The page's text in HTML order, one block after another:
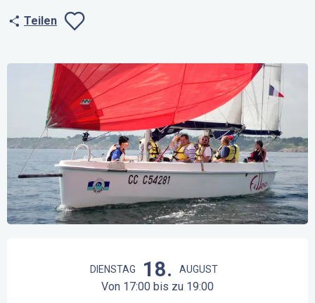
Teilen
DIENSTAG 18. AUGUST
Von 17:00 bis zu 19:00